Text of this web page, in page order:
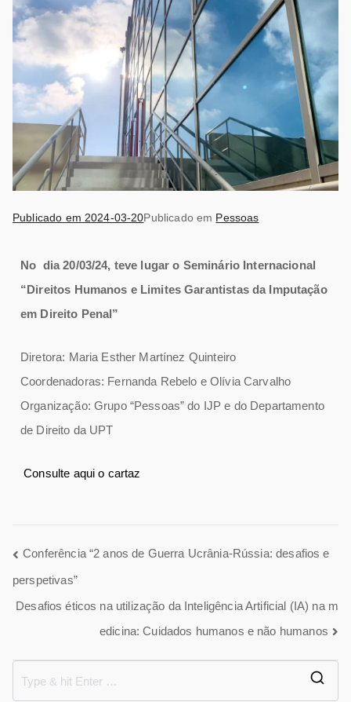
Publicado em 2024-03-20Publicado em Pessoas
No dia 20/03/24, teve lugar o Seminário Internacional
“Direitos Humanos e Limites Garantistas da Imputação
em Direito Penal”
Diretora: Maria Esther Martínez Quinteiro
Coordenadoras: Fernanda Rebelo e Olívia Carvalho
Organização: Grupo “Pessoas” do IJP e do Departamento
de Direito da UPT
Consulte aqui o cartaz
Conferência “2 anos de Guerra Ucrânia-Rússia: desafios e
perspetivas”
Desafios éticos na utilização da Inteligência Artificial (IA) na m
edicina: Cuidados humanos e não humanos